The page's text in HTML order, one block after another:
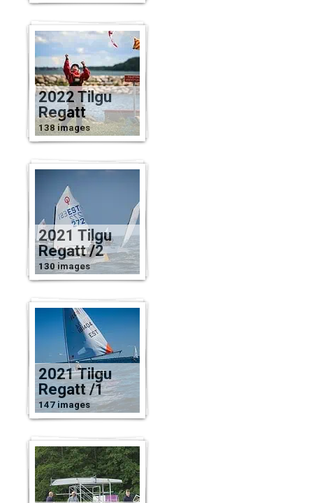
2022 Tilgu
Regatt
138 images
2021 Tilgu
Regatt /2
130 images
2021 Tilgu
Regatt /1
147 images